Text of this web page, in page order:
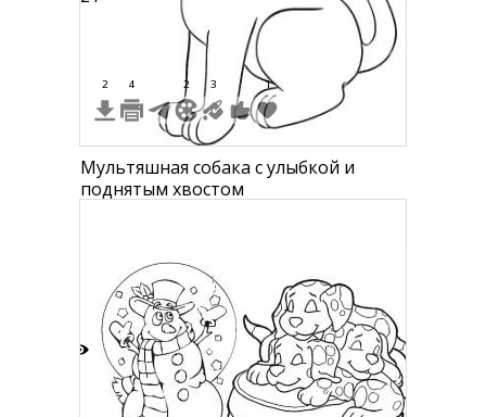
2 4 2 3 1
Мультяшная собака с улыбкой и
поднятым хвостом